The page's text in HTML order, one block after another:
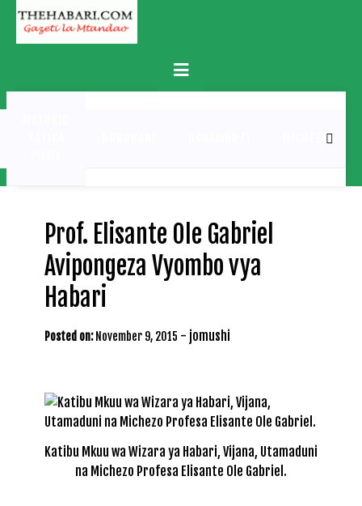
Skip
content
Primary
Menu
MICHEZO
Prof. Elisante Ole Gabriel
Avipongeza Vyombo vya
Habari
Posted on: November 9, 2015 - jomushi
Katibu Mkuu wa Wizara ya Habari, Vijana, Utamaduni
na Michezo Profesa Elisante Ole Gabriel.